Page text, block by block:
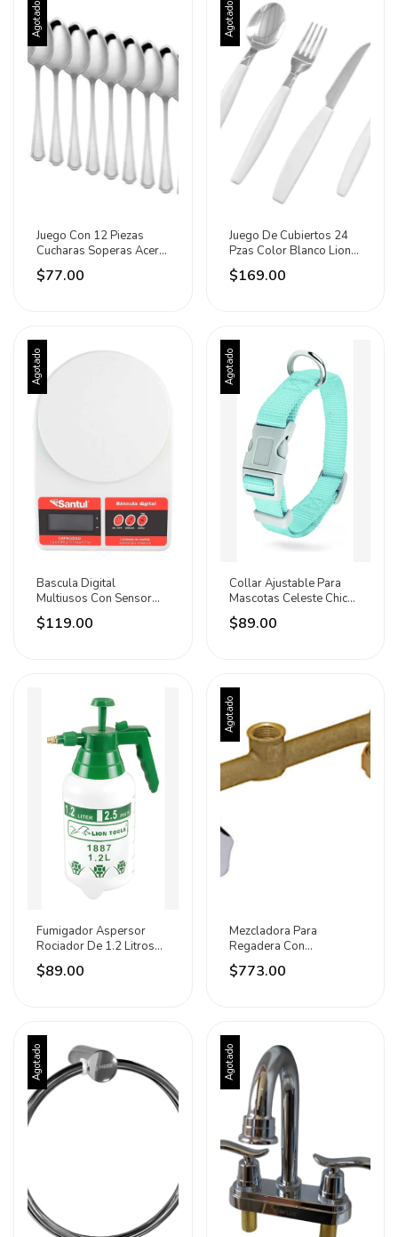
Agotado
Juego Con 12 Piezas
Cucharas Soperas Acero
Inoxidable Lion Cromado
$77.00
Agotado
Juego De Cubiertos 24
Pzas Color Blanco Lion
Tools Blanco
$169.00
Agotado
Bascula Digital
Multiusos Con Sensor
5kg Santul 5 Kg
$119.00
Agotado
Collar Ajustable Para
Mascotas Celeste Chico
Petit Azul Claro Básico S
$89.00
Fumigador Aspersor
Rociador De 1.2 Litros
Lion Tools 1887 Verde
$89.00
Agotado
Mezcladora Para
Regadera Con
Manerales Cromados
Meer
$773.00
Agotado Agotado